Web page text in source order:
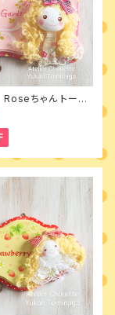
ちゃん トール
ントリードールのミ